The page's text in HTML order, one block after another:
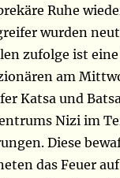
Ruhe
wurden
zufolge ist
am
Katsa und
Nizi im
Diese
das Feuer